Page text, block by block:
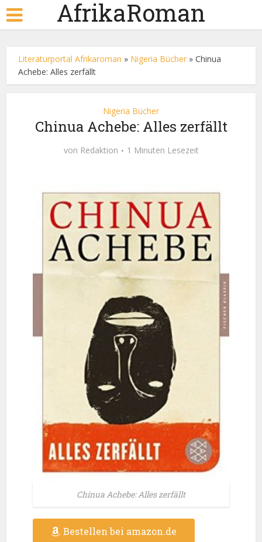
AfrikaRoman
Literaturportal Afrikaroman » Nigeria Bücher »Chinua
Achebe: Alles zerfällt
Nigeria Bücher
Chinua Achebe: Alles zerfällt
von Redaktion 1 Minuten Lesezeit
Chinua Achebe: Alles zerfällt
Bestellen bei amazon.de